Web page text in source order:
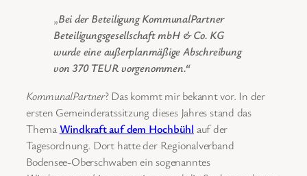
„Bei der Beteiligung KommunalPartner
Beteiligungsgesellschaft mbH & Co. KG
wurde eine außerplanmäßige Abschreibung
von 370 TEUR vorgenommen.“
KommunalPartner? Das kommt mir bekannt vor. In der
ersten Gemeinderatssitzung dieses Jahres stand das
ThemaWindkraft auf dem Hochbühl auf der
Tagesordnung. Dort hatte der Regionalverband
Bodensee-Oberschwaben ein sogenanntes